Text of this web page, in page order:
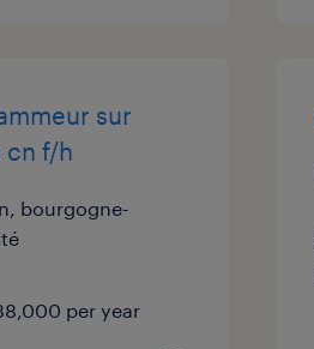
sur
cn f/h
bourgogne-
per year